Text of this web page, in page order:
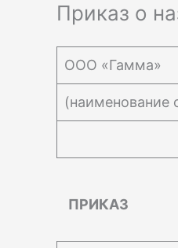
Приказ о
ООО «Гамма»
(наименование
ПРИКАЗ